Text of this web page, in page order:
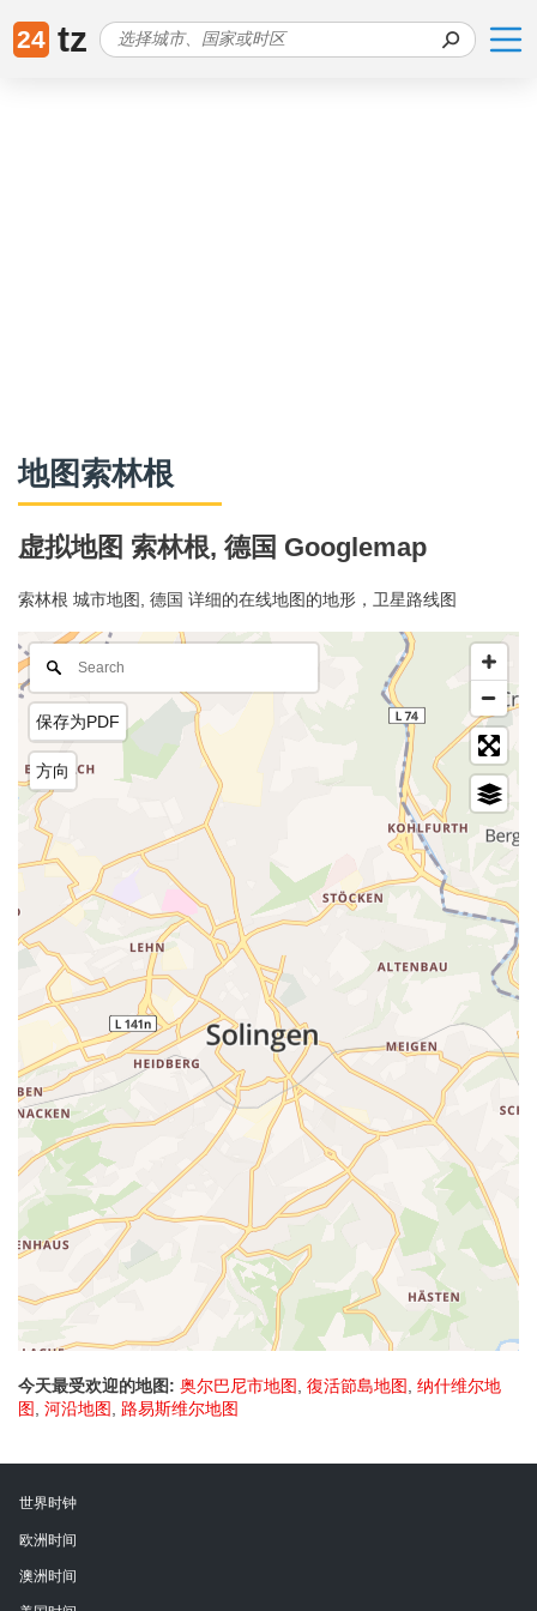
24 tz
地图索林根
虚拟地图 索林根, 德国 Googlemap
索林根 城市地图, 德国 详细的在线地图的地形，卫星路线图
保存为PDF
方向
今天最受欢迎的地图: 奥尔巴尼市地图, 復活節島地图, 纳什维尔地
图, 河沿地图, 路易斯维尔地图
世界时钟
欧洲时间
澳洲时间